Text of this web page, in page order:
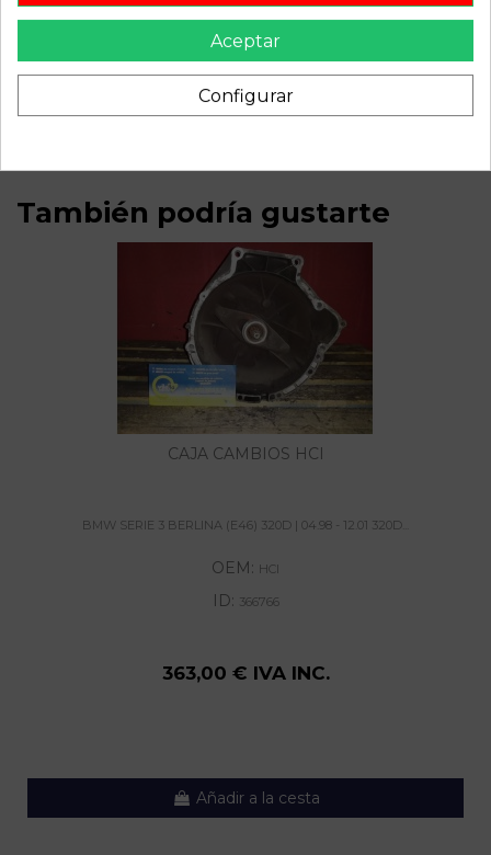
Descripción
CONTROLLER 34516756287. Recambio de abs para bmw
serie 3 berlina (e46) 320d | 04.98 - 12.01 320d | 04.98 - 12.01
referencia OEM IAM 34516751767 10020402544
También podría gustarte
CAJA CAMBIOS HCI
BMW SERIE 3 BERLINA (E46) 320D | 04.98 - 12.01 320D...
OEM: HCI
ID: 366766
363,00 € IVA INC.
Añadir a la cesta
Aceptar
Configurar